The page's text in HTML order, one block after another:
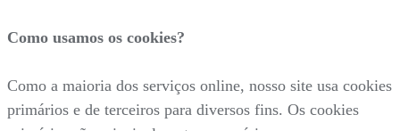
Como usamos os cookies?
Como a maioria dos serviços online, nosso site usa cookies
primários e de terceiros para diversos fins. Os cookies